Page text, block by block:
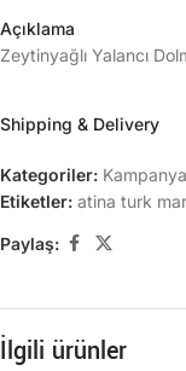
Açıklama
Zeytinyağlı Yalancı
Shipping & Delivery
Kategoriler:
Etiketler: atina turk
Paylaş:
İlgili ürünler